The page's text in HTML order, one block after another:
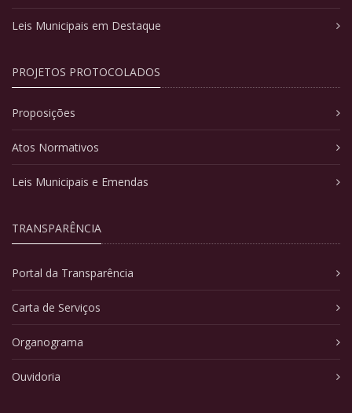
Leis Municipais em Destaque
PROJETOS PROTOCOLADOS
Proposições
Atos Normativos
Leis Municipais e Emendas
TRANSPARÊNCIA
Portal da Transparência
Carta de Serviços
Organograma
Ouvidoria